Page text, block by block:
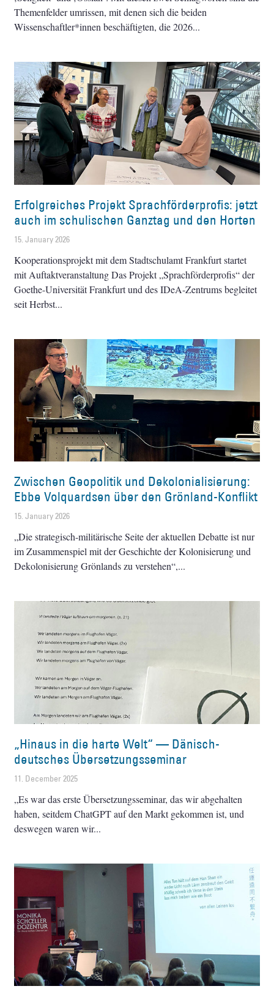
Themenfelder umrissen, mit denen sich die beiden
Wissenschaftler*innen beschäftigten, die 2026
Erfolgreiches Projekt Sprachförderprofis: jetzt
auch im schulischen Ganztag und den Horten
15. January 2026
Kooperationsprojekt mit dem Stadtschulamt Frankfurt startet
mit Auftaktveranstaltung Das Projekt „Sprachförderprofis“ der
Goethe-Universität Frankfurt und des IDeA-Zentrums begleitet
seit Herbst
Zwischen Geopolitik und Dekolonialisierung:
Ebbe Volquardsen über den Grönland-Konflikt
15. January 2026
„Die strategisch-militärische Seite der aktuellen Debatte ist nur
im Zusammenspiel mit der Geschichte der Kolonisierung und
Dekolonisierung Grönlands zu verstehen“,
„Hinaus in die harte Welt“ — Dänisch-
deutsches Übersetzungsseminar
11. December 2025
„Es war das erste Übersetzungsseminar, das wir abgehalten
haben, seitdem ChatGPT auf den Markt gekommen ist, und
deswegen waren wir